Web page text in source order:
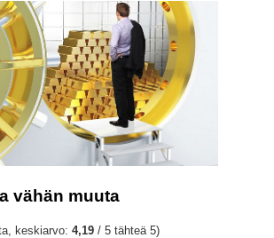
vähän muuta
keskiarvo: 4,19 / 5 tähteä 5)